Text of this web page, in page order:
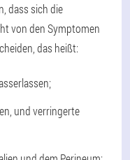
dass sich die
von den Symptomen
das heißt:
und verringerte